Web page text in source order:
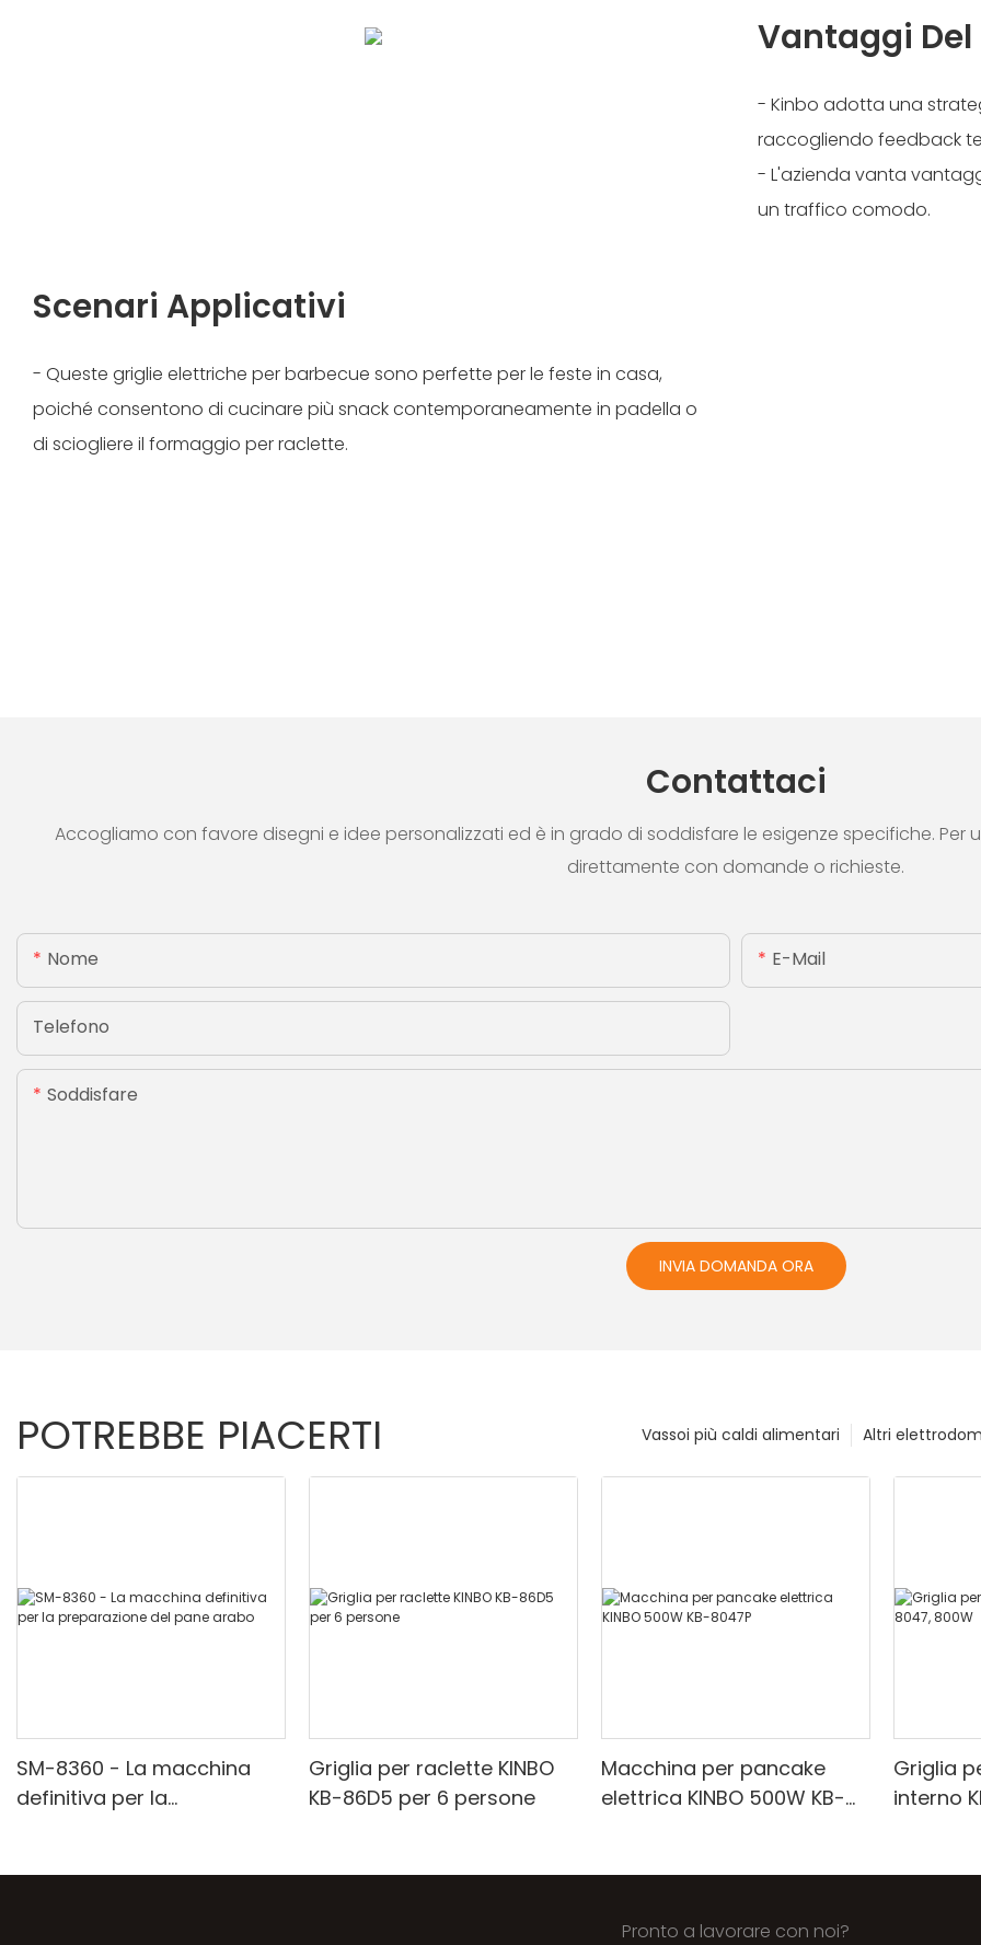
Vantaggi
- Kinbo adotta una
raccogliendo feedback
- L'azienda vanta
un traffico comodo.
Scenari Applicativi
- Queste griglie elettriche per barbecue sono perfette per le feste in casa,
poiché consentono di cucinare più snack contemporaneamente in padella o
di sciogliere il formaggio per raclette.
Contattaci
Accogliamo con favore disegni e idee personalizzati ed è in grado di soddisfare le esigenze specifiche. Per
direttamente con domande o richieste.
Nome E-Mail
Telefono
Soddisfare
INVIA DOMANDA ORA
POTREBBE PIACERTI Altri
Vassoi più caldi alimentari
SM-8360 - La macchina
definitiva per la
Griglia per raclette KINBO
KB-86D5 per 6 persone
Macchina per pancake
elettrica KINBO 500W KB-
Griglia
interno
Pronto a lavorare con noi?